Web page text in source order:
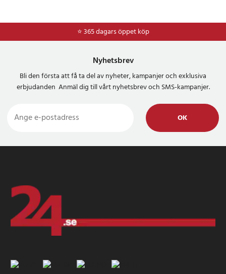
⭐ 365 dagars öppet köp
⭐Frakt 49kr *
Nyhetsbrev
Bli den första att få ta del av nyheter, kampanjer och exklusiva
erbjudanden Anmäl dig till vårt nyhetsbrev och SMS-kampanjer.
OK